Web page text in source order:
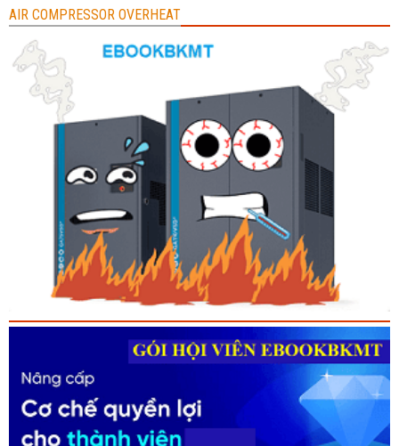
AIR COMPRESSOR OVERHEAT